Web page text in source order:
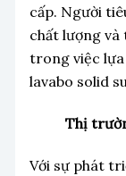
cấp. Người
chất lượng và
trong việc lựa
lavabo solid
Thị
Với sự phát